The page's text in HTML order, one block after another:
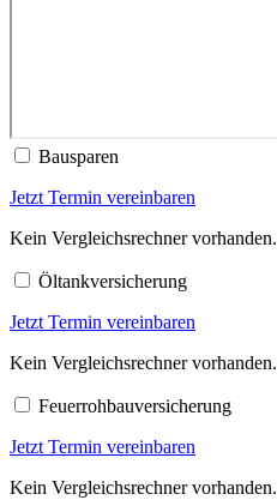
Bausparen
Jetzt Termin vereinbaren
Kein Vergleichsrechner vorhanden.
Öltankversicherung
Jetzt Termin vereinbaren
Kein Vergleichsrechner vorhanden.
Feuerrohbauversicherung
Jetzt Termin vereinbaren
Kein Vergleichsrechner vorhanden.